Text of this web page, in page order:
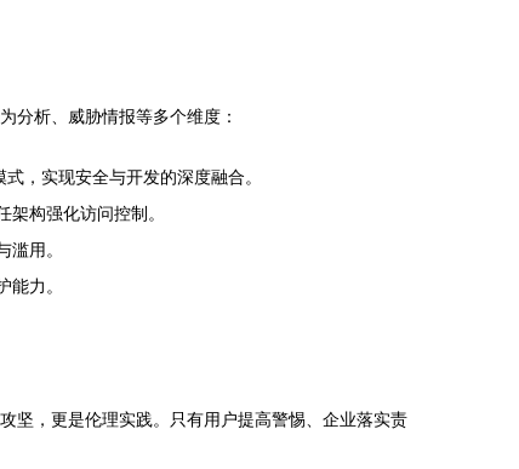
分析、威胁情报等多个维度：
，实现安全与开发的深度融合。
构强化访问控制。
用。
力。
坚，更是伦理实践。只有用户提高警惕、企业落实责